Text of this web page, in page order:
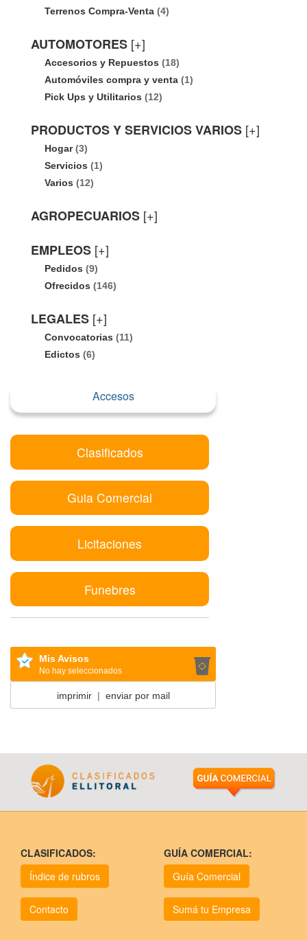
Terrenos Compra-Venta (4)
AUTOMOTORES [+]
Accesorios y Repuestos (18)
Automóviles compra y venta (1)
Pick Ups y Utilitarios (12)
PRODUCTOS Y SERVICIOS VARIOS [+]
Hogar(3)
Servicios (1)
Varios (12)
AGROPECUARIOS [+]
EMPLEOS [+]
Pedidos (9)
Ofrecidos (146)
LEGALES [+]
Convocatorias (11)
Edictos (6)
Accesos
Clasificados
Guia Comercial
Licitaciones
Funebres
Mis Avisos
No hay seleccionados
imprimir| enviar por mail
CLASIFICADOS:
Índice de rubros
Contacto
GUÍA COMERCIAL:
Guía Comercial
Sumá tu Empresa